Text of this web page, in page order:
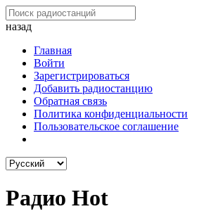
назад
Главная
Войти
Зарегистрироваться
Добавить радиостанцию
Обратная связь
Политика конфиденциальности
Пользовательское соглашение
Радио Hot